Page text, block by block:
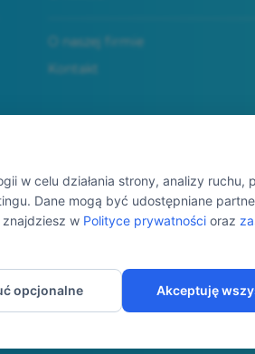
O naszej firmie
Kontakt
w celu działania strony, analizy ruchu,
Dane mogą być udostępniane
znajdziesz w Polityce prywatności oraz
opcjonalne Akceptuję